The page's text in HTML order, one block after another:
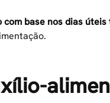
com base nos dias